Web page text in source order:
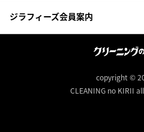
ジラフィーズ会員案内
copyright ©
CLEANING no KIRII